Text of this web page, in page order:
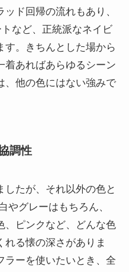
ド回帰の流れもあり、
など、正統派なネイビ
す。きちんとした場から
着あればあらゆるシーン
、他の色にはない強みで
調性
たが、それ以外の色と
やグレーはもちろん、
、ピンクなど、どんな色
れる懐の深さがありま
ラーを使いたいとき、全